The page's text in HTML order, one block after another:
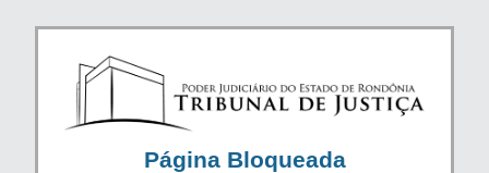
Página Bloqueada